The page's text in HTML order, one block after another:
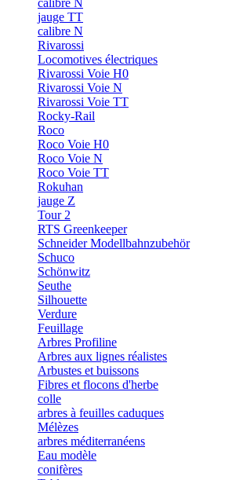
calibre N
jauge TT
calibre N
Rivarossi
Locomotives électriques
Rivarossi Voie H0
Rivarossi Voie N
Rivarossi Voie TT
Rocky-Rail
Roco
Roco Voie H0
Roco Voie N
Roco Voie TT
Rokuhan
jauge Z
Tour 2
RTS Greenkeeper
Schneider Modellbahnzubehör
Schuco
Schönwitz
Seuthe
Silhouette
Verdure
Feuillage
Arbres Profiline
Arbres aux lignes réalistes
Arbustes et buissons
Fibres et flocons d'herbe
colle
arbres à feuilles caduques
Mélèzes
arbres méditerranéens
Eau modèle
conifères